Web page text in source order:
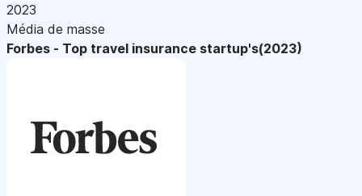
2023
Média de masse
Forbes - Top travel insurance startup's(2023)